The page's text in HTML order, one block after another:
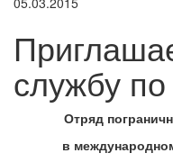
службу по
Отряд
в